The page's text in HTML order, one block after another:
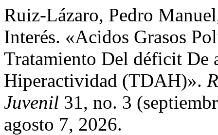
Ruiz-Lázaro, Pedro
Interés. «Acidos Grasos
Tratamiento Del déficit De
Hiperactividad (TDAH)».
Juvenil 31, no. 3
agosto 7, 2026.